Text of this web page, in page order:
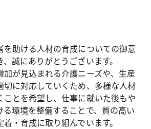
を助ける人材の育成についての御意
誠にありがとうございます。
が見込まれる介護ニーズや、生産
切に対応していくため、多様な人材
ことを希望し、仕事に就いた後もや
る環境を整備することで、質の高い
・育成に取り組んでいます。